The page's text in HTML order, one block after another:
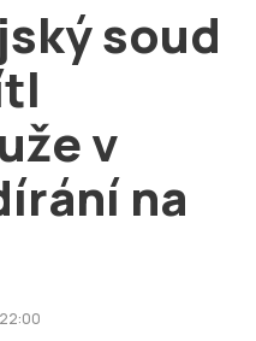
soud
v
na